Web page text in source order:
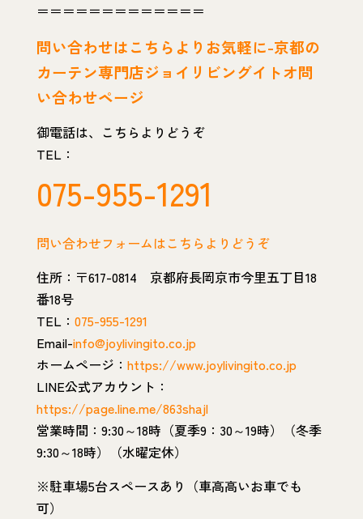
＝＝＝＝＝＝＝＝＝＝＝＝＝
問い合わせはこちらよりお気軽に-京都の
カーテン専門店ジョイリビングイトオ問
い合わせページ
御電話は、こちらよりどうぞ
TEL：
075-955-1291
問い合わせフォームはこちらよりどうぞ
住所：〒617-0814 京都府長岡京市今里五丁目18
番18号
TEL： 075-955-1291
Email-info@joylivingito.co.jp
ホームページ： https://www.joylivingito.co.jp
LINE公式アカウント：
https://page.line.me/863shajl
営業時間：9:30～18時（夏季9：30～19時）（冬季
9:30～18時）（水曜定休）
※駐車場5台スペースあり（車高高いお車でも
可）